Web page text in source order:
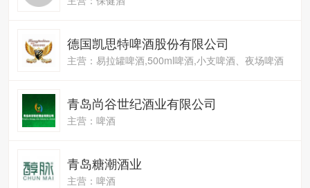
德国凯思特啤酒股份有限公司
主营：易拉罐啤酒,500ml啤酒,小支啤酒、夜场啤酒
青岛尚谷世纪酒业有限公司
主营：啤酒
青岛糖潮酒业
主营：啤酒